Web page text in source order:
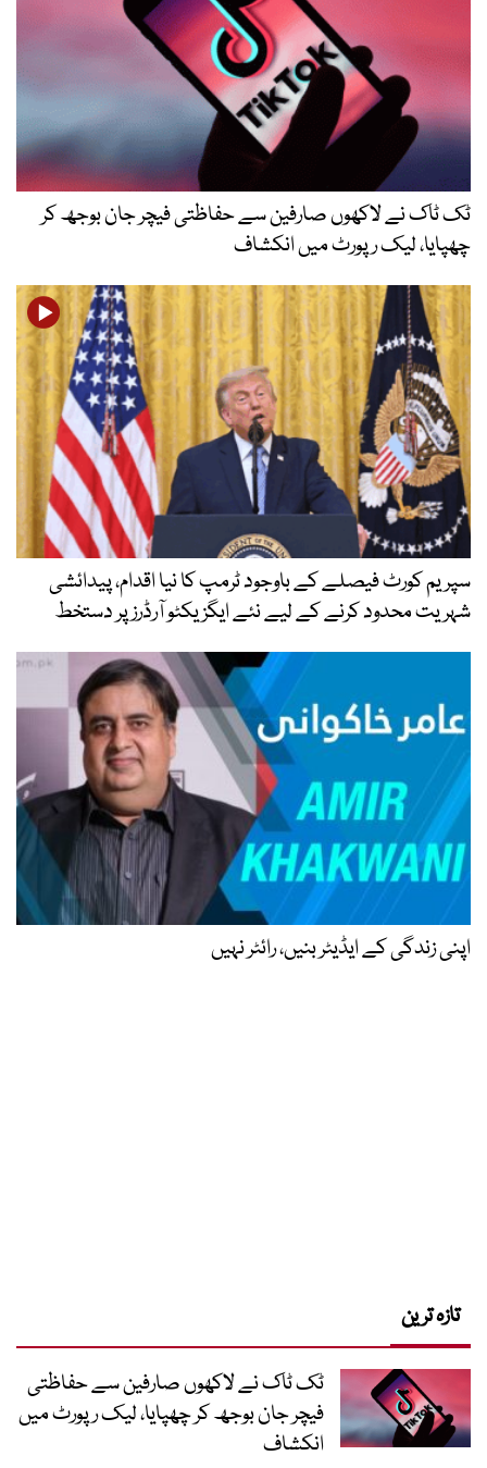
ٹک ٹاک نے لاکھوں صارفین سے حفاظتی فیچر جان بوجھ کر
چھپایا، لیک رپورٹ میں انکشاف
سپریم کورٹ فیصلے کے باوجود ٹرمپ کا نیا اقدام، پیدائشی
شہریت محدود کرنے کے لیے نئے ایگزیکٹو آرڈرز پر دستخط
اپنی زندگی کے ایڈیٹر بنیں، رائٹر نہیں
تازہ ترین
ٹک ٹاک نے لاکھوں صارفین سے حفاظتی
فیچر جان بوجھ کر چھپایا، لیک رپورٹ میں
انکشاف